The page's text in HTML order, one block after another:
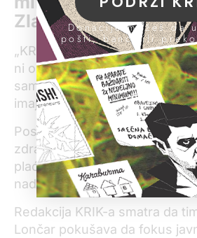
Zlatibora Lončara:
„KRIK ne dobija instrukcije
ni od koga. Novinari KRIK-a
sami biraju svoje teme i
imaju nezavisnu uređivačku
Postavlja se, međutim,
zdravlja pokreće ove teme,
plaćanje poreza i mediji ne
nadležnost.
Redakcija KRIK-a smatra da
Lončar pokušava da fokus
Donacije možeš da
pošti, banci ili preko